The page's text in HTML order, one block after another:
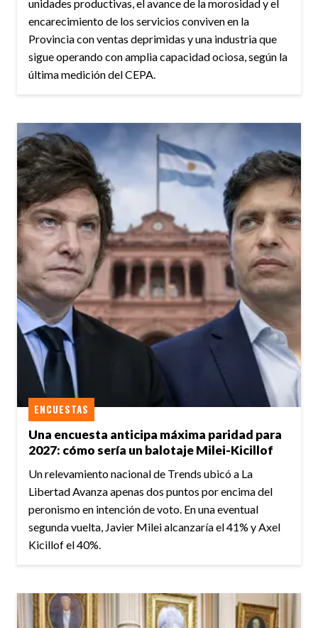
unidades productivas, el avance de la morosidad y el
encarecimiento de los servicios conviven en la
Provincia con ventas deprimidas y una industria que
sigue operando con amplia capacidad ociosa, según la
última medición del CEPA.
Una encuesta anticipa máxima paridad para
2027: cómo sería un balotaje Milei-Kicillof
ENCUESTAS
Un relevamiento nacional de Trends ubicó a La
Libertad Avanza apenas dos puntos por encima del
peronismo en intención de voto. En una eventual
segunda vuelta, Javier Milei alcanzaría el 41% y Axel
Kicillof el 40%.